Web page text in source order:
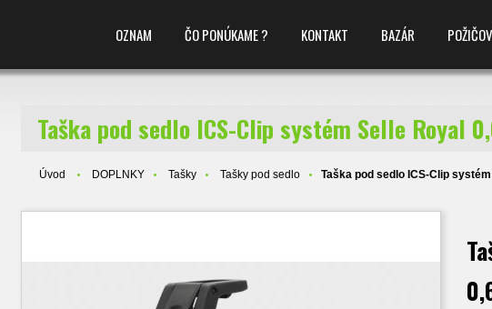
OZNAM ČO PONÚKAME ? KONTAKT BAZÁR
Taška pod sedlo ICS-Clip systém Selle Royal
Úvod DOPLNKY Tašky Tašky pod sedlo Taška pod sedlo ICS-Clip